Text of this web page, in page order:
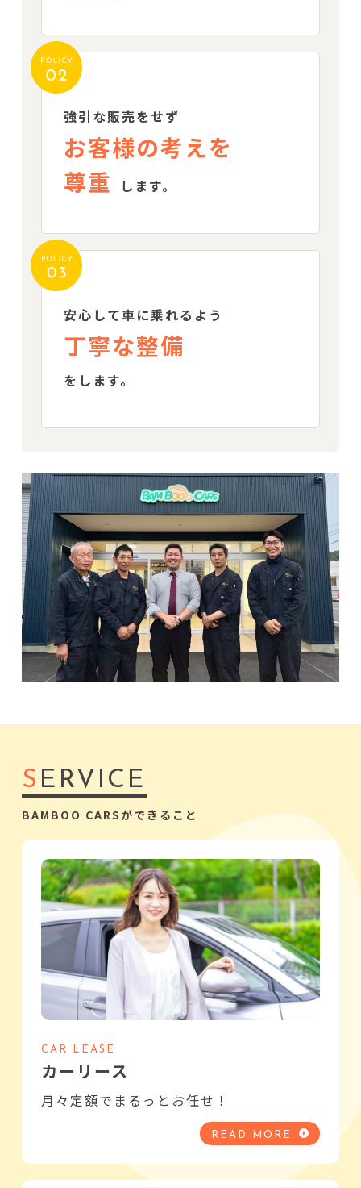
強引な販売をせず
お客様の考えを
尊重
します。
安心して車に乗れるよう
丁寧な整備
をします。
S ERVICE
BAMBOO CARSができること
CAR LEASE
カーリース
月々定額でまるっとお任せ！
READ MORE